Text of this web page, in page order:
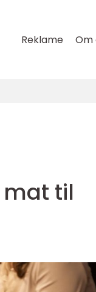
Reklame Om
til